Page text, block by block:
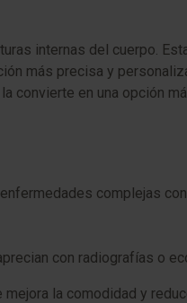
internas del cuerpo.
más precisa y
convierte en una opción
complejas
con radiografías o
la comodidad y